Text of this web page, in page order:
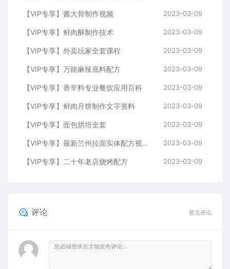
【VIP专享】酱大骨制作视频 2023-03-09
【VIP专享】鲜肉酥制作技术 2023-03-09
【VIP专享】外卖玩家全套课程 2023-03-09
【VIP专享】万能麻辣底料配方 2023-03-09
【VIP专享】香辛料专业餐饮应用百科 2023-03-09
【VIP专享】鲜肉月饼制作文字资料 2023-03-09
【VIP专享】面包烘培全套 2023-03-09
【VIP专享】最新兰州拉面实体配方视频教程 2023-03-09
【VIP专享】二十年老店烧烤配方 2023-03-09
评论 暂无评论